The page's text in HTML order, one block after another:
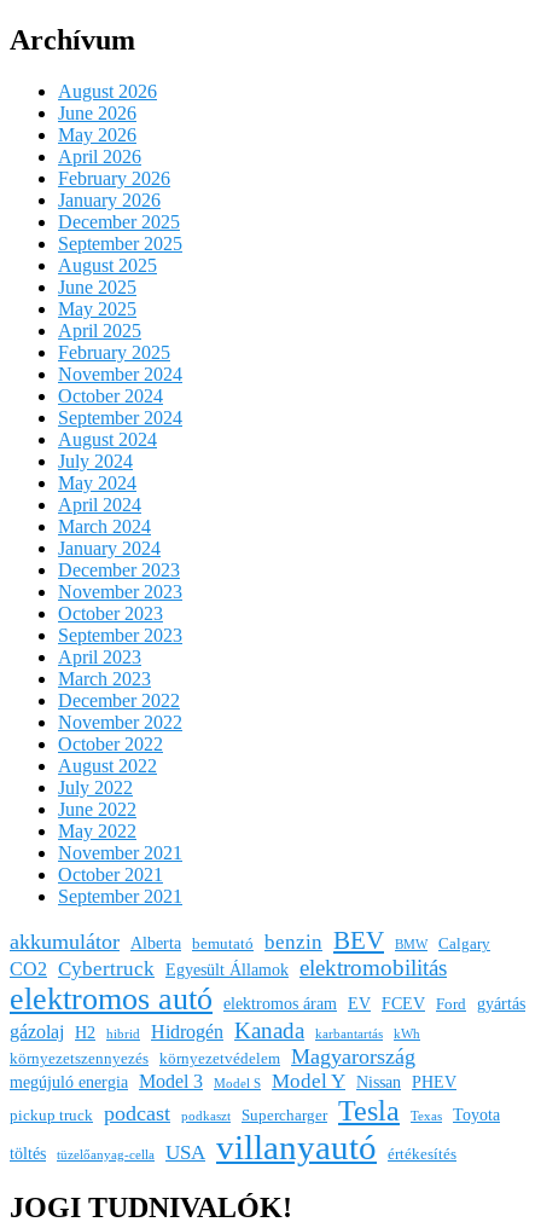
Archívum
August 2026
June 2026
May 2026
April 2026
February 2026
January 2026
December 2025
September 2025
August 2025
June 2025
May 2025
April 2025
February 2025
November 2024
October 2024
September 2024
August 2024
July 2024
May 2024
April 2024
March 2024
January 2024
December 2023
November 2023
October 2023
September 2023
April 2023
March 2023
December 2022
November 2022
October 2022
August 2022
July 2022
June 2022
May 2022
November 2021
October 2021
September 2021
akkumulátor Alberta bemutató benzin BEV BMW Calgary
CO2 Cybertruck Egyesült Államok elektromobilitás
elektromos autó elektromos áram EV FCEV Ford gyártás
gázolaj H2 hibrid Hidrogén Kanada karbantartás kWh
környezetszennyezés környezetvédelem Magyarország
megújuló energia Model 3 Model S Model Y Nissan PHEV
pickup truck podcast podkaszt Supercharger Tesla Texas
Toyota
töltés
tüzelőanyag-cella USA villanyautó értékesítés
JOGI TUDNIVALÓK!